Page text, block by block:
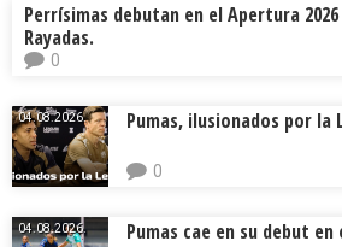
Perrísimas debutan en el Apertura
Rayadas.
0
04.08.2026. Pumas, ilusionados por la
0
04.08.2026. Pumas cae en su debut